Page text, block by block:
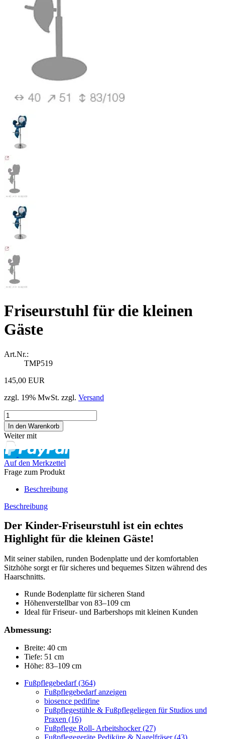
Friseurstuhl für die kleinen
Gäste
Art.Nr.:
TMP519
145,00 EUR
zzgl. 19% MwSt. zzgl. Versand
Weiter mit
Auf den Merkzettel
Frage zum Produkt
Beschreibung
Beschreibung
Der Kinder-Friseurstuhl ist ein echtes
Highlight für die kleinen Gäste!
Mit seiner stabilen, runden Bodenplatte und der komfortablen
Sitzhöhe sorgt er für sicheres und bequemes Sitzen während des
Haarschnitts.
Runde Bodenplatte für sicheren Stand
Höhenverstellbar von 83–109 cm
Ideal für Friseur- und Barbershops mit kleinen Kunden
Abmessung:
Breite: 40 cm
Tiefe: 51 cm
Höhe: 83–109 cm
Fußpflegebedarf (364)
Fußpflegebedarf anzeigen
biosence pedifine
Fußpflegestühle & Fußpflegeliegen für Studios und
Praxen (16)
Fußpflege Roll- Arbeitshocker (27)
Fußpflegegeräte Pediküre & Nagelfräser (43)